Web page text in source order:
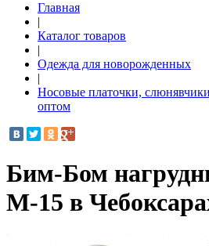
Главная
|
Каталог товаров
|
Одежда для новорожденных
|
Носовые платочки,
оптом
Бим-Бом
М-15 в